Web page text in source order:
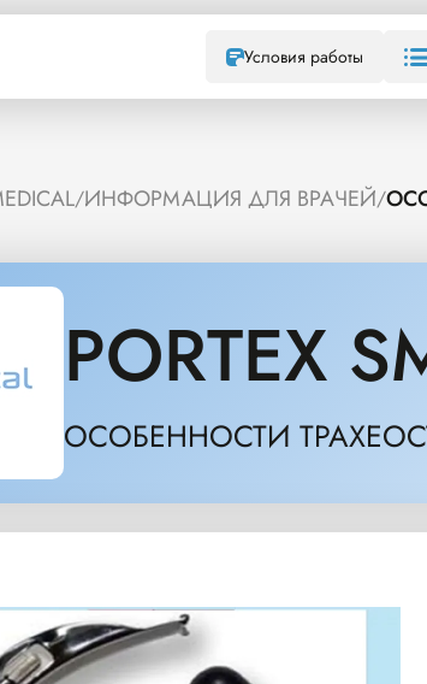
Условия работы
/ИНФОРМАЦИЯ ДЛЯ ВРАЧЕЙ/
PORTEX
ОСОБЕННОСТИ